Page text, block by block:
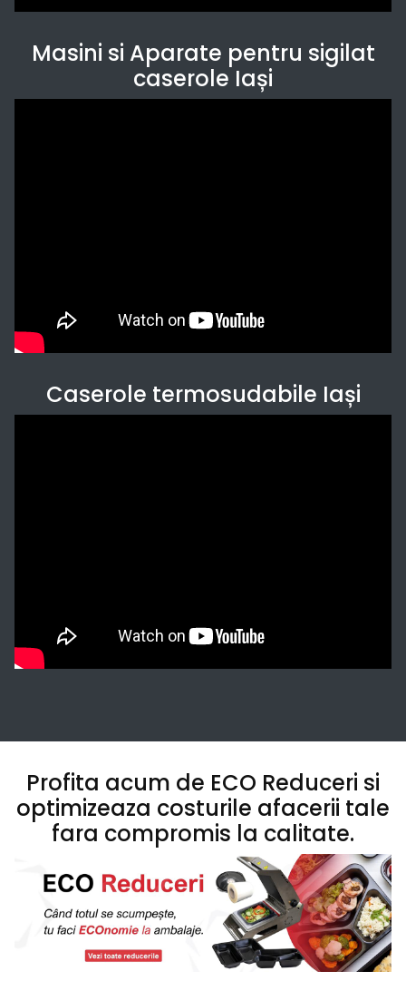
Masini si Aparate pentru sigilat
caserole Iași
Caserole termosudabile Iași
Profita acum de ECO Reduceri si
optimizeaza costurile afacerii tale
fara compromis la calitate.